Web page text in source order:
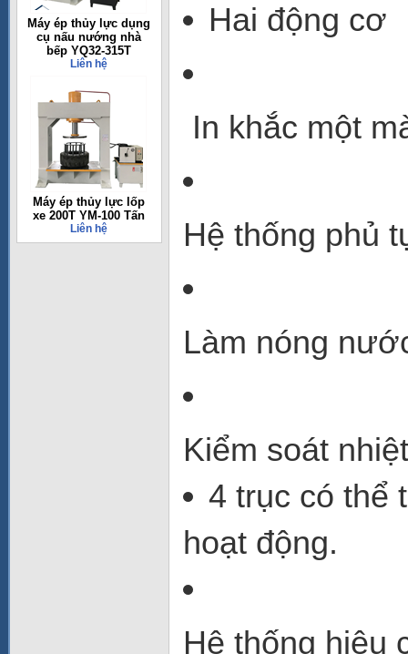
Máy ép thủy lực dụng
cụ nấu nướng nhà
bếp YQ32-315T
Liên hệ
Máy ép thủy lực lốp
xe 200T YM-100 Tấn
Liên hệ
Hai động cơ
In khắc một
Hệ thống phủ
Làm nóng
Kiểm soát
4 trục có thể
hoạt động.
Hệ thống hiệu